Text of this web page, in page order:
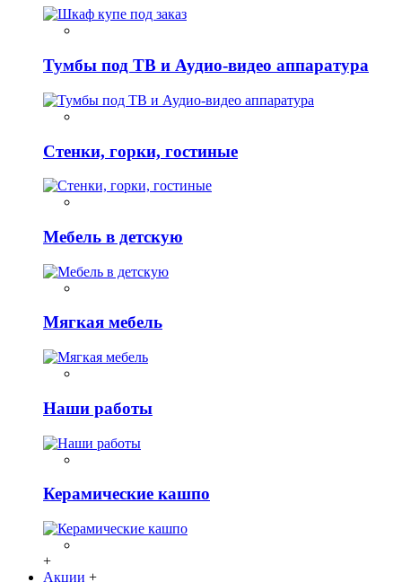
Тумбы под ТВ и Аудио-видео аппаратура
Стенки, горки, гостиные
Мебель в детскую
Мягкая мебель
Наши работы
Керамические кашпо
+
Акции +